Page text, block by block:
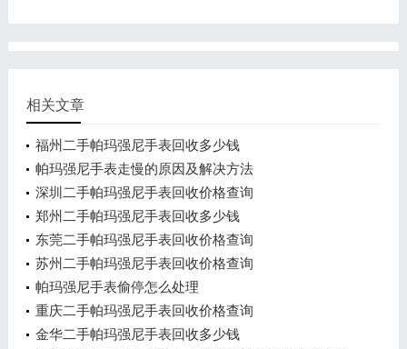
相关文章
福州二手帕玛强尼手表回收多少钱
帕玛强尼手表走慢的原因及解决方法
深圳二手帕玛强尼手表回收价格查询
郑州二手帕玛强尼手表回收多少钱
东莞二手帕玛强尼手表回收价格查询
苏州二手帕玛强尼手表回收价格查询
帕玛强尼手表偷停怎么处理
重庆二手帕玛强尼手表回收价格查询
金华二手帕玛强尼手表回收多少钱